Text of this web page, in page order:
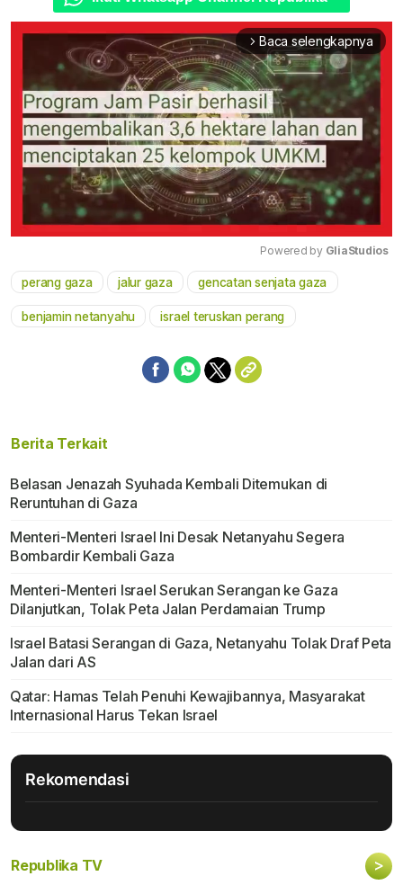
arrow_forward_ios Baca selengkapnya
Mute
Powered by GliaStudios
perang gaza jalur gaza gencatan senjata gaza
benjamin netanyahu israel teruskan perang
Berita Terkait
Belasan Jenazah Syuhada Kembali Ditemukan di
Reruntuhan di Gaza
Menteri-Menteri Israel Ini Desak Netanyahu Segera
Bombardir Kembali Gaza
Menteri-Menteri Israel Serukan Serangan ke Gaza
Dilanjutkan, Tolak Peta Jalan Perdamaian Trump
Israel Batasi Serangan di Gaza, Netanyahu Tolak Draf Peta
Jalan dari AS
Qatar: Hamas Telah Penuhi Kewajibannya, Masyarakat
Internasional Harus Tekan Israel
Rekomendasi
Republika TV >